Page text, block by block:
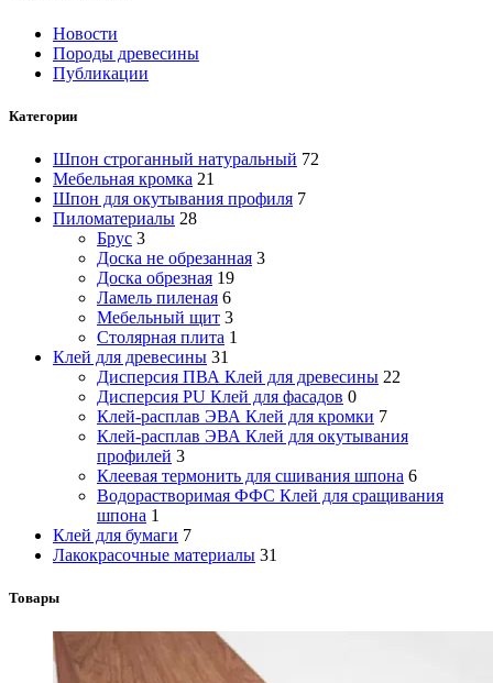
Новости
Породы древесины
Публикации
Категории
Шпон строганный натуральный 72
Мебельная кромка 21
Шпон для окутывания профиля 7
Пиломатериалы 28
Брус 3
Доска не обрезанная 3
Доска обрезная 19
Ламель пиленая 6
Мебельный щит 3
Столярная плита 1
Клей для древесины 31
Дисперсия ПВА Клей для древесины 22
Дисперсия PU Клей для фасадов 0
Клей-расплав ЭВА Клей для кромки 7
Клей-расплав ЭВА Клей для окутывания
профилей 3
Клеевая термонить для сшивания шпона 6
Водорастворимая ФФС Клей для сращивания
шпона 1
Клей для бумаги 7
Лакокрасочные материалы 31
Товары